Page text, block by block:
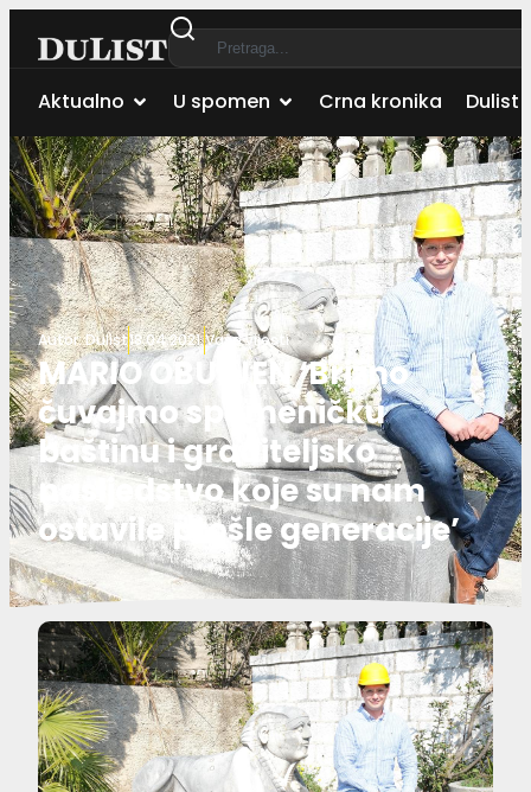
Aktualno U spomen Crna kronika Dulist
Autor:Dulist18.04.2021.Vaše vijesti
MARIO OBULJEN ‘Brižno
čuvajmo spomeničku
baštinu i graditeljsko
nasljedstvo koje su nam
ostavile prošle generacije’